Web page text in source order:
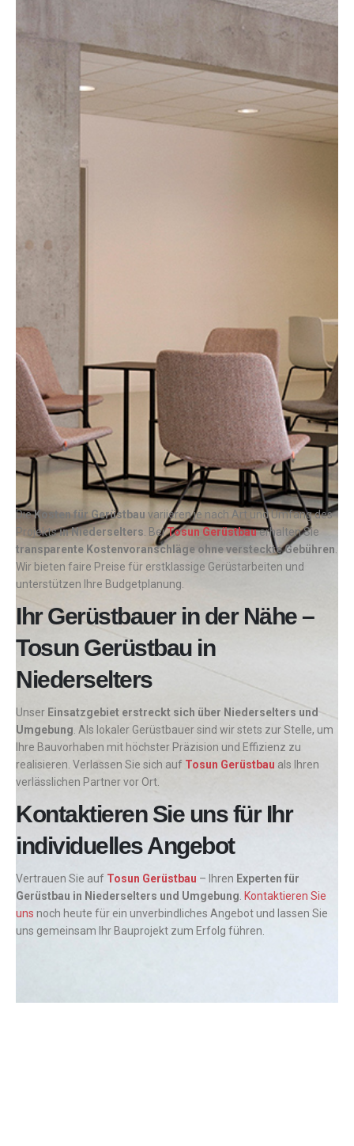
DieKosten für Gerüstbau variieren je nach Art und Umfang des
Projektsin Niederselters . BeiTosun Gerüstbauerhalten Sie
transparente Kostenvoranschläge ohne versteckte Gebühren
Wir bieten faire Preise für erstklassige Gerüstarbeiten und
unterstützen Ihre Budgetplanung.
Ihr Gerüstbauer in der Nähe –
Tosun Gerüstbau in
Niederselters
Unser Einsatzgebiet erstreckt sich über Niederselters und
Umgebung . Als lokaler Gerüstbauer sind wir stets zur Stelle, um
Ihre Bauvorhaben mit höchster Präzision und Effizienz zu
realisieren. Verlassen Sie sich auf Tosun Gerüstbau als Ihren
verlässlichen Partner vor Ort.
Kontaktieren Sie uns für Ihr
individuelles Angebot
Vertrauen Sie auf Tosun Gerüstbau – Ihren Experten für
Gerüstbau in Niederselters und Umgebung Kontaktieren Sie
uns noch heute für ein unverbindliches Angebot und lassen Sie
uns gemeinsam Ihr Bauprojekt zum Erfolg führen.